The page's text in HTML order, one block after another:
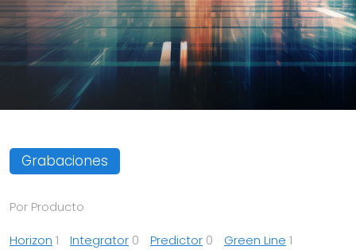
Grabaciones
Por Producto
Horizon 1 Integrator 0 Predictor 0 Green Line 1